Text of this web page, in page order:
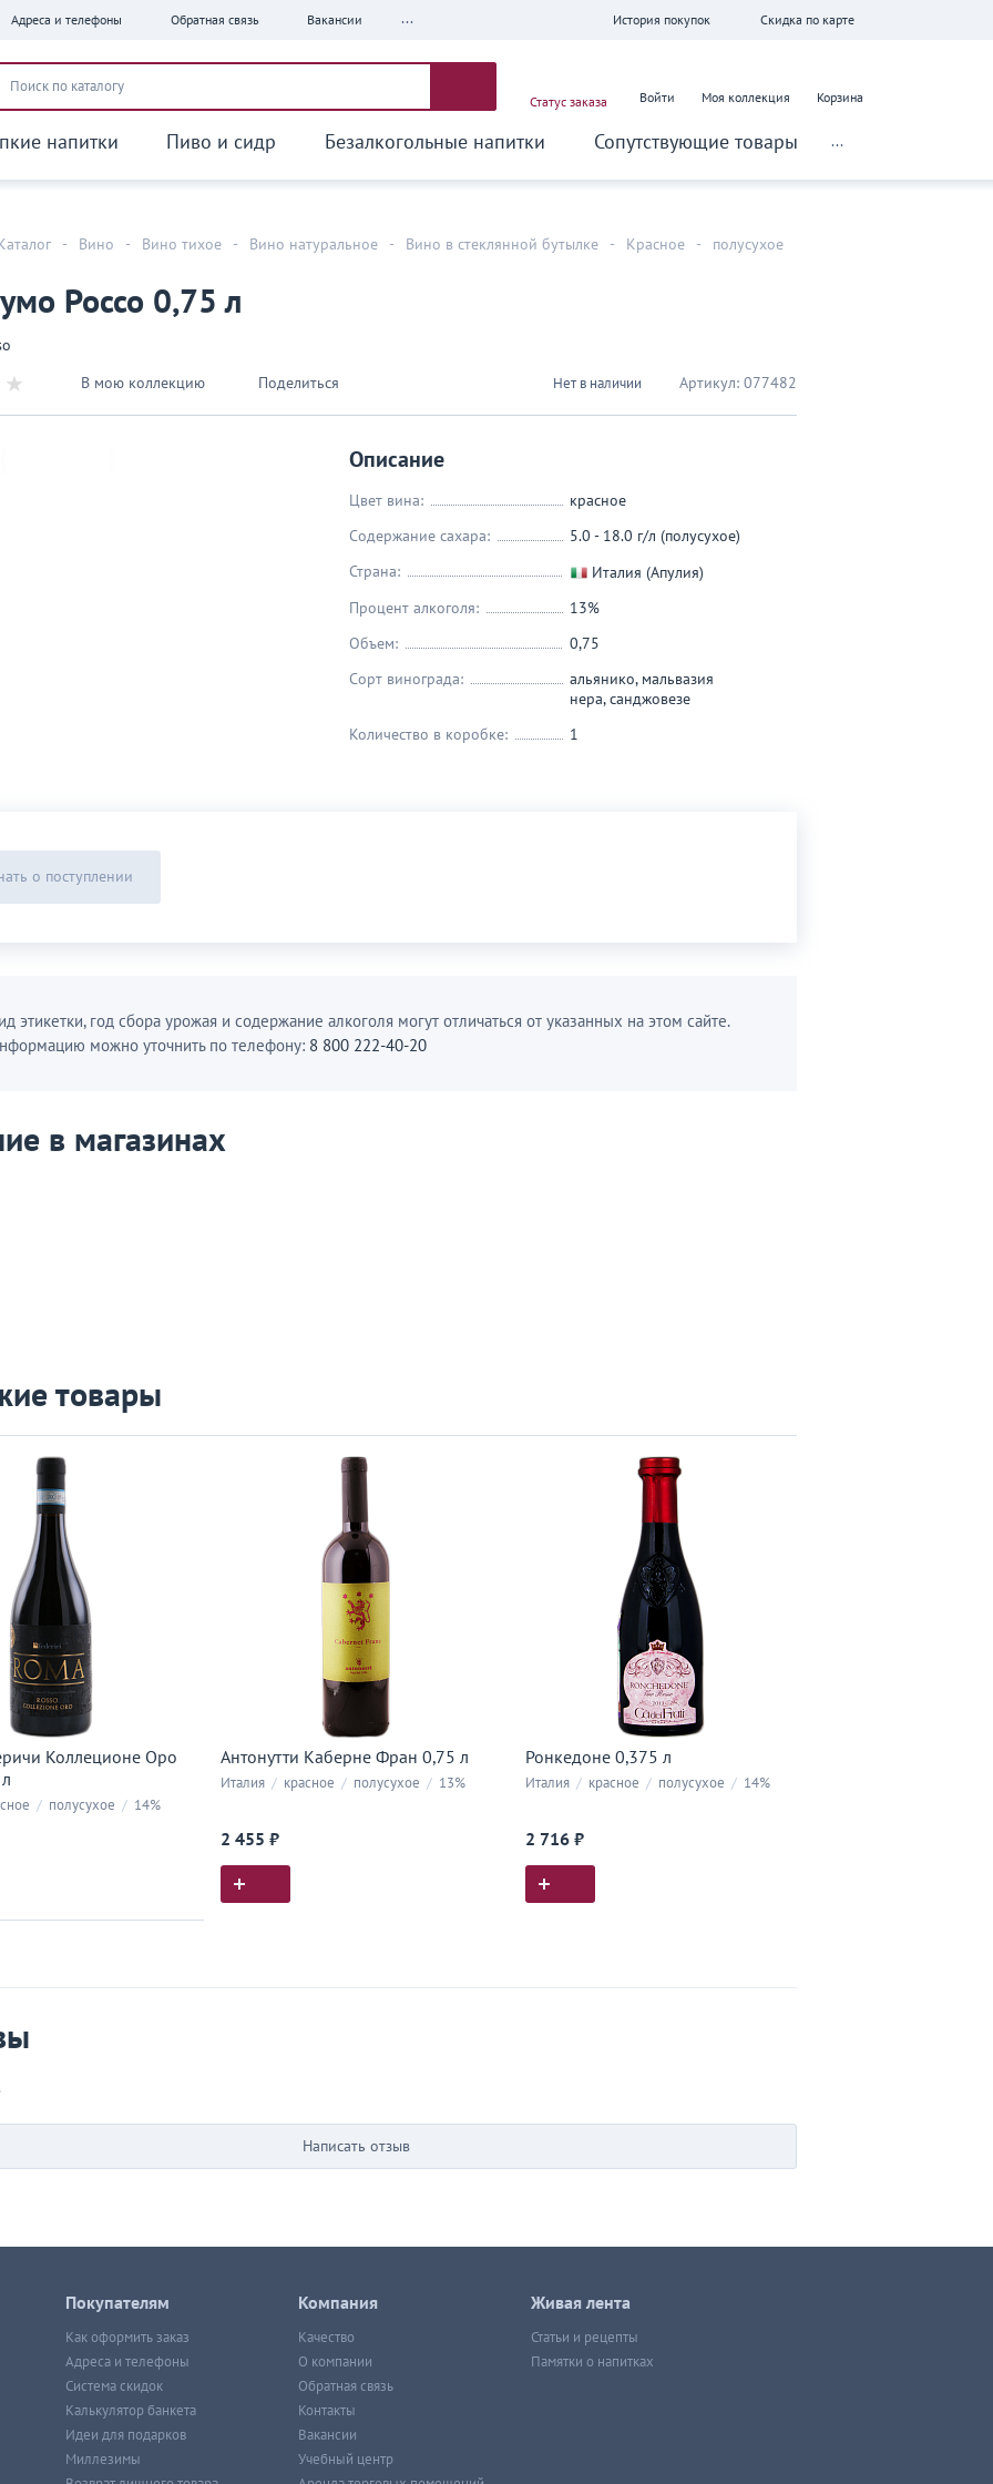
Адреса и телефоны Обратная связь Вакансии ... История покупок Скидка по карте
Статус заказа Войти Моя коллекция Корзина
напитки Пиво и сидр Безалкогольные напитки Сопутствующие товары ...
- Вино - Вино тихое - Вино натуральное - Вино в стеклянной бутылке - Красное - полусухое
Россо 0,75 л
В мою коллекцию
Поделиться Нет в наличии Артикул: 077482
Описание
Цвет вина:
красное
Содержание сахара:
5.0 - 18.0 г/л (полусухое)
Страна:
Италия (Апулия)
Процент алкоголя:
13%
Объем:
0,75
Сорт винограда:
альянико, мальвазия
нера,санджовезе
Количество в коробке:
1
о поступлении
этикетки, год сбора урожая и содержание алкоголя могут отличаться от указанных на этом сайте.
можно уточнить по телефону: 8 800 222-40-20
в магазинах
товары
Коллеционе Оро
/ полусухое / 14%
Антонутти Каберне Фран 0,75 л
Италия / красное / полусухое / 13%
2 455 ₽
Ронкедоне 0,375 л
Италия / красное / полусухое / 14%
2 716 ₽
Написать отзыв
Покупателям
Как оформить заказ
Адреса и телефоны
Система скидок
Калькулятор банкета
Идеи для подарков
Миллезимы
Компания
Качество
О компании
Обратная связь
Контакты
Вакансии
Учебный центр
Живая лента
Статьи и рецепты
Памятки о напитках